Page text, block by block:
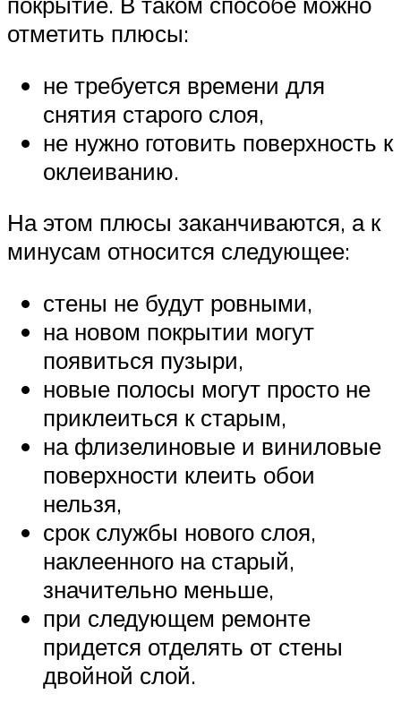
отметить плюсы:
не требуется времени для
снятия старого слоя,
не нужно готовить поверхность к
оклеиванию.
На этом плюсы заканчиваются, а к
минусам относится следующее:
стены не будут ровными,
на новом покрытии могут
появиться пузыри,
новые полосы могут просто не
приклеиться к старым,
на флизелиновые и виниловые
поверхности клеить обои
нельзя,
срок службы нового слоя,
наклеенного на старый,
значительно меньше,
при следующем ремонте
придется отделять от стены
двойной слой.